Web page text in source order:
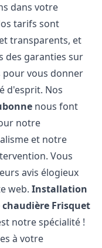
dans votre
tarifs sont
transparents, et
des garanties sur
pour vous donner
d'esprit. Nos
nous font
notre
et notre
Vous
avis élogieux
web.Installation
chaudière Frisquet
notre spécialité !
à votre